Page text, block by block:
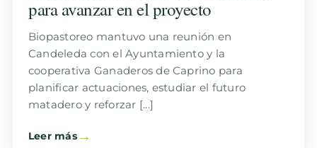
para avanzar en el proyecto
Biopastoreo mantuvo una reunión en
Candeleda con el Ayuntamiento y la
cooperativa Ganaderos de Caprino para
planificar actuaciones, estudiar el futuro
matadero y reforzar [...]
Leer más